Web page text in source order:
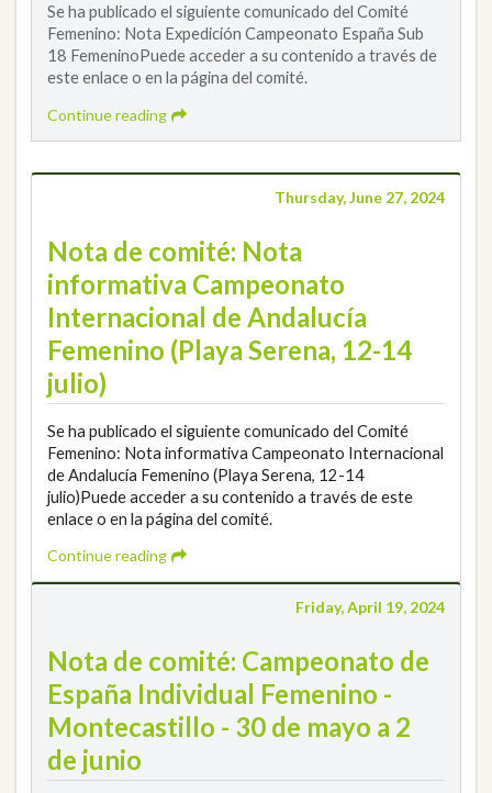
Se ha publicado el siguiente comunicado del Comité
Femenino: Nota Expedición Campeonato España Sub
18 FemeninoPuede acceder a su contenido a través de
este enlace o en la página del comité.
Continue reading
Thursday, June 27, 2024
Nota de comité: Nota
informativa Campeonato
Internacional de Andalucía
Femenino (Playa Serena, 12-14
julio)
Se ha publicado el siguiente comunicado del Comité
Femenino: Nota informativa Campeonato Internacional
de Andalucía Femenino (Playa Serena, 12-14
julio)Puede acceder a su contenido a través de este
enlace o en la página del comité.
Continue reading
Friday, April 19, 2024
Nota de comité: Campeonato de
España Individual Femenino -
Montecastillo - 30 de mayo a 2
de junio